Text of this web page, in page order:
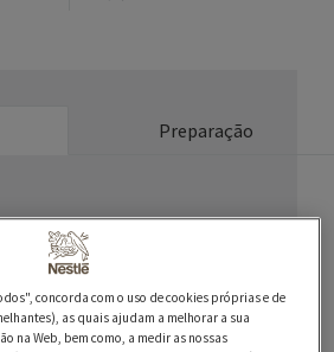
Preparação
70% NESTLÉ Sobremesas
concorda com o uso de cookies próprias e de
as quais ajudam a melhorar a sua
na Web, bem como, a medir as nossas